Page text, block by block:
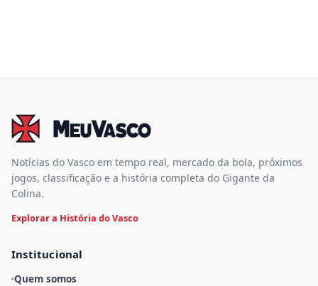
Notícias do Vasco em tempo real, mercado da bola, próximos
jogos, classificação e a história completa do Gigante da
Colina.
Explorar a História do Vasco
Institucional
Quem somos